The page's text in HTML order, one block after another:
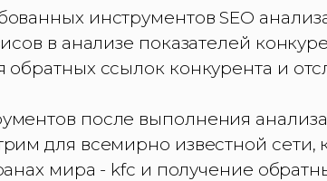
инструментов SEO
в анализе показателей
обратных ссылок конкурента и
после выполнения
для всемирно известной сети,
мира - kfc и получение